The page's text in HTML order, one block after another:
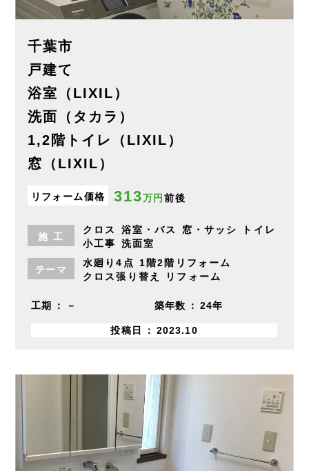
千葉市
戸建て
浴室（LIXIL）
洗面（タカラ）
1,2階トイレ（LIXIL）
窓（LIXIL）
リフォーム価格 313万円 前後
施 工
クロス 浴室・バス 窓・サッシ
トイレ
小工事
洗面室
テーマ
水廻り4点 1階2階リフォーム
クロス張り替え
リフォーム
工期 － 築年数 24年
投稿日 2023.10